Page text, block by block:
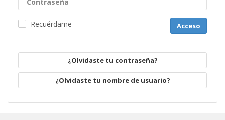
Recuérdame Acceso
¿Olvidaste tu contraseña?
¿Olvidaste tu nombre de usuario?